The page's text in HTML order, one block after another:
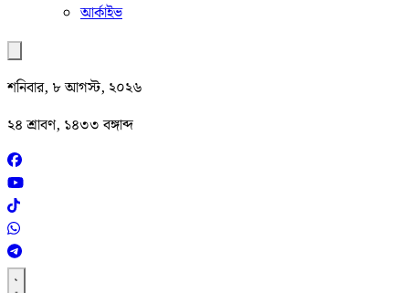
আর্কাইভ
শনিবার, ৮ আগস্ট, ২০২৬
২৪ শ্রাবণ, ১৪৩৩ বঙ্গাব্দ